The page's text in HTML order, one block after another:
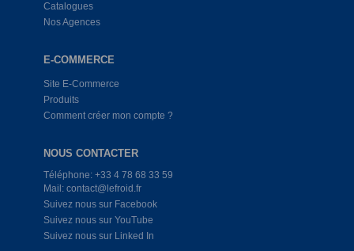
Catalogues
Nos Agences
E-COMMERCE
Site E-Commerce
Produits
Comment créer mon compte ?
NOUS CONTACTER
Téléphone: +33 4 78 68 33 59
Mail: contact@lefroid.fr
Suivez nous sur Facebook
Suivez nous sur YouTube
Suivez nous sur Linked In